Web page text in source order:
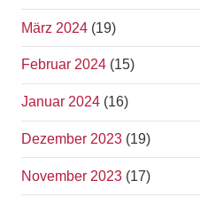
März 2024 (19)
Februar 2024 (15)
Januar 2024 (16)
Dezember 2023 (19)
November 2023 (17)